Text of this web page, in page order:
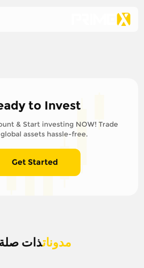
to Invest
& Start investing NOW! Trade
assets hassle-free.
Get Started
مدوناتذات